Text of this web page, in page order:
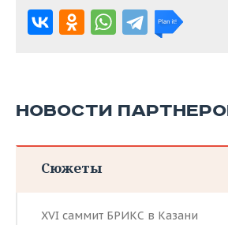
НОВОСТИ
Сюжеты
XVI саммит БРИКС в Казани